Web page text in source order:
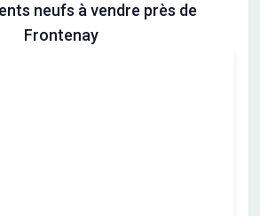
neufs à vendre près de
Frontenay